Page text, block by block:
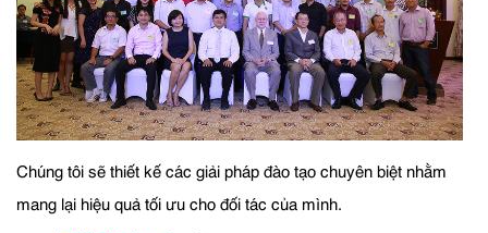
Chúng tôi sẽ thiết kế các giải pháp đào tạo chuyên biệt nhằm
mang lại hiệu quả tối ưu cho đối tác của mình.